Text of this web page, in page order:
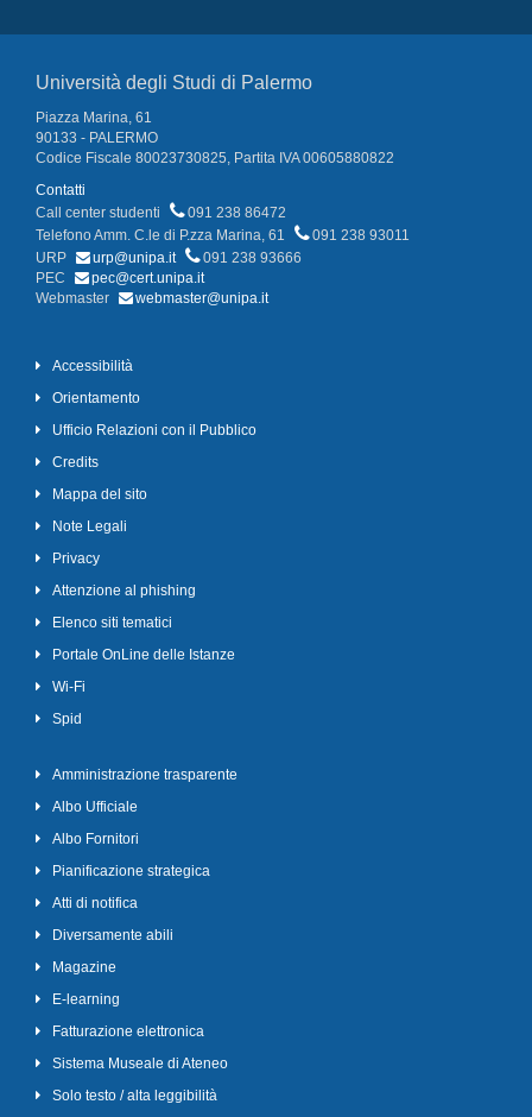
Università degli Studi di Palermo
Piazza Marina, 61
90133 - PALERMO
Codice Fiscale 80023730825, Partita IVA 00605880822
Contatti
Call center studenti
091 238 86472
Telefono Amm. C.le di P.zza Marina, 61
091 238 93011
URP
urp@unipa.it
091 238 93666
PEC
pec@cert.unipa.it
Webmaster
webmaster@unipa.it
Accessibilità
Orientamento
Ufficio Relazioni con il Pubblico
Credits
Mappa del sito
Note Legali
Privacy
Attenzione al phishing
Elenco siti tematici
Portale OnLine delle Istanze
Wi-Fi
Spid
Amministrazione trasparente
Albo Ufficiale
Albo Fornitori
Pianificazione strategica
Atti di notifica
Diversamente abili
Magazine
E-learning
Fatturazione elettronica
Sistema Museale di Ateneo
Solo testo / alta leggibilità